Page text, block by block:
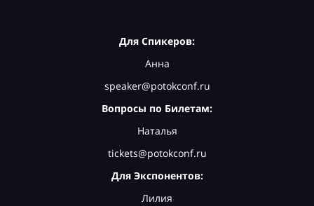
Для Спикеров:
Анна
speaker@potokconf.ru
Вопросы по Билетам:
Наталья
tickets@potokconf.ru
Для Экспонентов:
Лилия